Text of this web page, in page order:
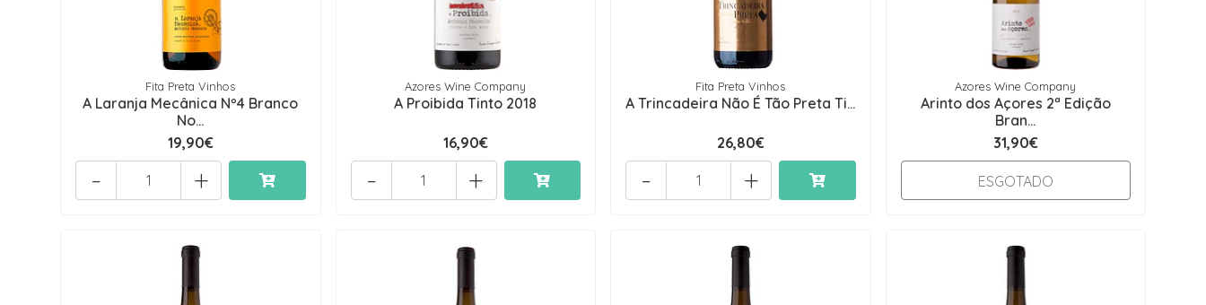
Fita Preta Vinhos
A Laranja Mecânica Nº4 Branco
No...
19,90€
+
-
Azores Wine Company
A Proibida Tinto 2018
16,90€
+
-
Fita Preta Vinhos
A Trincadeira Não É Tão Preta Ti...
26,80€
+
-
Azores Wine Company
Arinto dos Açores 2ª Edição
Bran...
31,90€
ESGOTADO